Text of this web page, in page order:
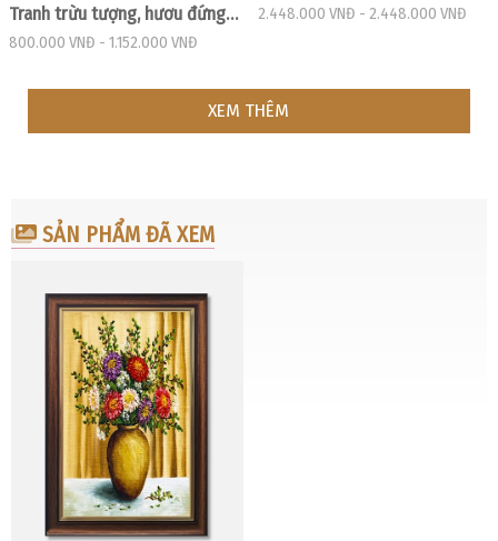
Tranh trừu tượng, hươu đứng trên đá và lá sắc màu
800.000 VNĐ - 1.152.000 VNĐ
2.448.000 VNĐ - 2.448.000 VNĐ
XEM THÊM
SẢN PHẨM ĐÃ XEM